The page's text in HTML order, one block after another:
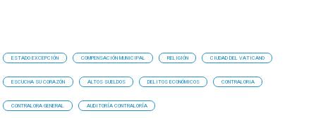
ESTADO EXCEPCIÓN COMPENSACIÓN MUNICIPAL RELIGIÓN CIUDAD DEL VATICANO
ESCUCHA SU CORAZÓN ALTOS SUELDOS DELITOS ECONÓMICOS CONTRALORIA
CONTRALORA GENERAL AUDITORÍA CONTRALORÍA